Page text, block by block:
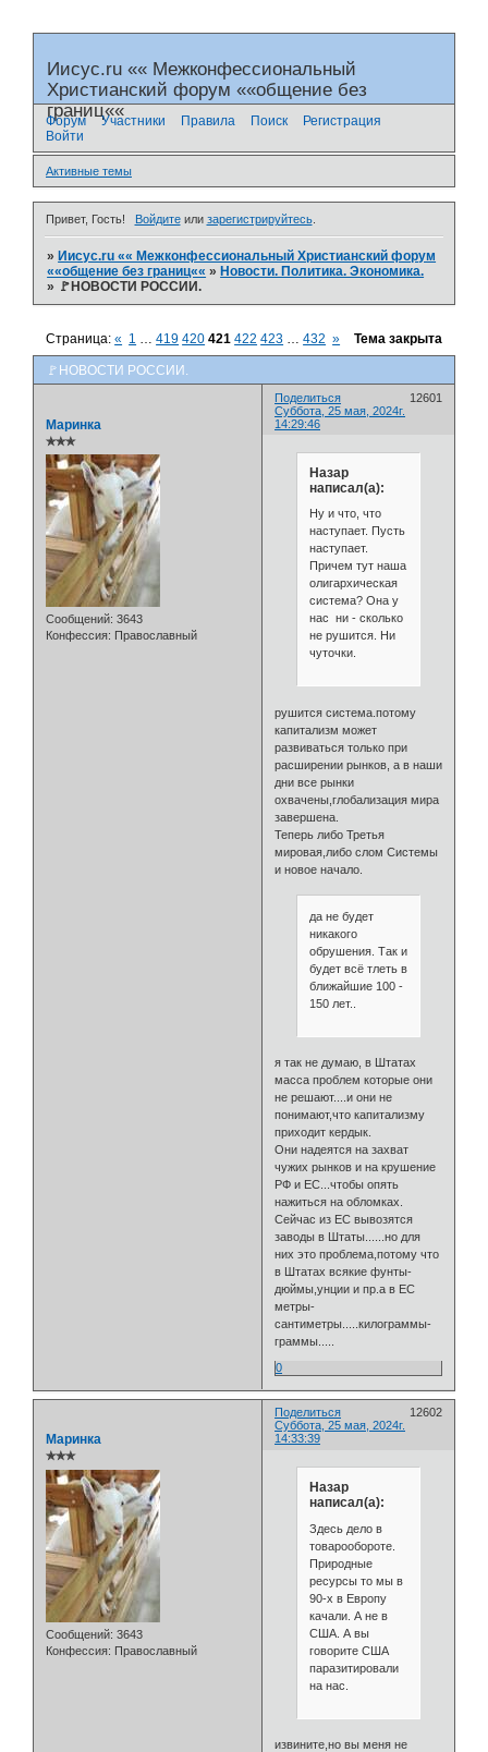
Иисус.ru «« Межконфессиональный
Христианский форум ««общение без
границ««
Форум Участники Правила Поиск
Регистрация
Войти
Активные темы
Привет, Гость! Войдитеили зарегистрируйтесь.
»Иисус.ru «« Межконфессиональный Христианский форум
««общение без границ«« »Новости. Политика. Экономика.
» 🚩НОВОСТИ РОССИИ.
🚩НОВОСТИ РОССИИ.
Страница:« 1 … 419 420 421 422 423 … 432 » Тема закрыта
Поделиться
12601
Суббота, 25 мая, 2024г.
14:29:46
Маринка
✯✯✯
Сообщений: 3643
Конфессия: Православный
Назар
написал(а):
Ну и что, что
наступает. Пусть
наступает.
Причем тут наша
олигархическая
система? Она у
нас ни - сколько
не рушится. Ни
чуточки.
рушится система.потому
капитализм может
развиваться только при
расширении рынков, а в наши
дни все рынки
охвачены,глобализация мира
завершена.
Теперь либо Третья
мировая,либо слом Системы
и новое начало.
да не будет
никакого
обрушения. Так и
будет всё тлеть в
ближайшие 100 -
150 лет..
я так не думаю, в Штатах
масса проблем которые они
не решают....и они не
понимают,что капитализму
приходит кердык.
Они надеятся на захват
чужих рынков и на крушение
РФ и ЕС...чтобы опять
нажиться на обломках.
Сейчас из ЕС вывозятся
заводы в Штаты......но для
них это проблема,потому что
в Штатах всякие фунты-
дюймы,унции и пр.а в ЕС
метры-
сантиметры.....килограммы-
граммы.....
0
Поделиться
12602
Суббота, 25 мая, 2024г.
14:33:39
Маринка
✯✯✯
Сообщений: 3643
Конфессия: Православный
Назар
написал(а):
Здесь дело в
товарообороте.
Природные
ресурсы то мы в
90-х в Европу
качали. А не в
США. А вы
говорите США
паразитировали
на нас.
извините,но вы меня не